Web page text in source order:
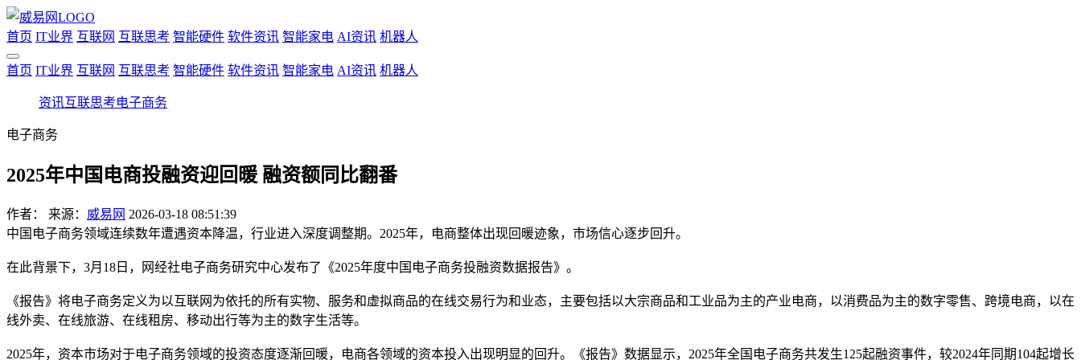
首页 IT业界 互联网 互联思考 智能硬件 软件资讯 智能家电 AI资讯 机器人
首页 IT业界 互联网 互联思考 智能硬件 软件资讯 智能家电 AI资讯 机器人
资讯互联思考电子商务
电子商务
2025年中国电商投融资迎回暖 融资额同比翻番
作者： 来源： 威易网 2026-03-18 08:51:39
中国电子商务领域连续数年遭遇资本降温，行业进入深度调整期。2025年，电商整体出现回暖迹象，市场信心逐步回升。
在此背景下，3月18日，网经社电子商务研究中心发布了《2025年度中国电子商务投融资数据报告》。
《报告》将电子商务定义为以互联网为依托的所有实物、服务和虚拟商品的在线交易行为和业态，主要包括以大宗商品和工业品为主的产业电商，以消费品为主的数字零售、跨境电商，以在
线外卖、在线旅游、在线租房、移动出行等为主的数字生活等。
2025年，资本市场对于电子商务领域的投资态度逐渐回暖，电商各领域的资本投入出现明显的回升。《报告》数据显示，2025年全国电子商务共发生125起融资事件，较2024年同期104起增长